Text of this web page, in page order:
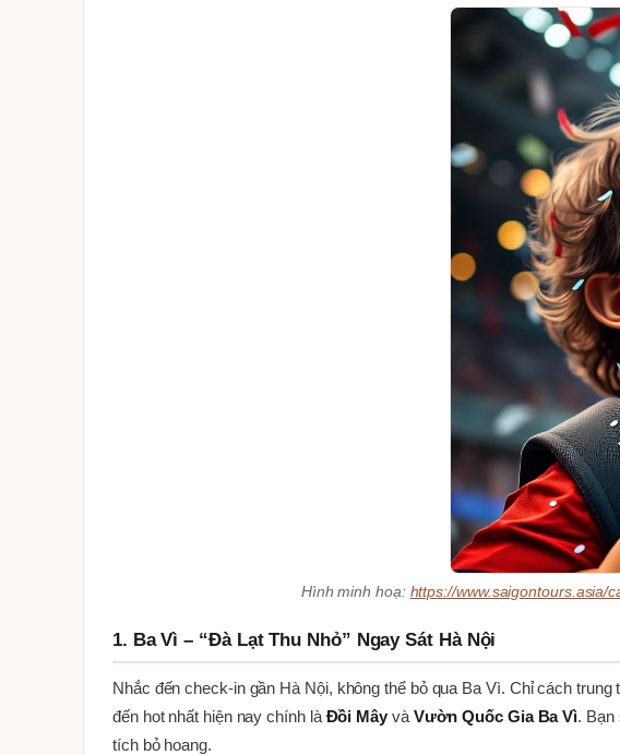
Hình minh hoạ: https://www.saigontours.asia/
1. Ba Vì – “Đà Lạt Thu Nhỏ” Ngay Sát Hà Nội
Nhắc đến check-in gần Hà Nội, không thể bỏ qua Ba Vì. Chỉ cách
đến hot nhất hiện nay chính là Đồi Mâyvà Vườn Quốc Gia Ba Vì. Bạn
tích bỏ hoang.